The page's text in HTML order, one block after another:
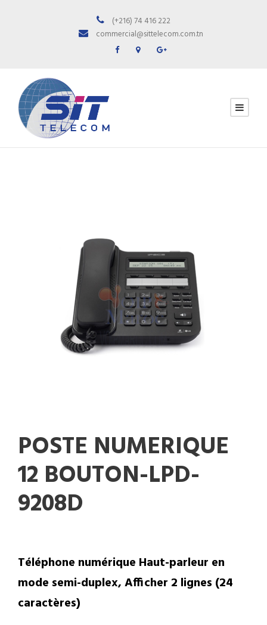
(+216) 74 416 222
commercial@sittelecom.com.tn
POSTE NUMERIQUE
12 BOUTON-LPD-
9208D
Téléphone numérique Haut-parleur en
mode semi-duplex, Afficher 2 lignes (24
caractères)